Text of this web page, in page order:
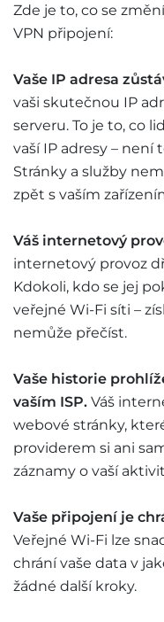
Zde je to, co se
VPN připojení:
Vaše IP adresa
vaši skutečnou IP
serveru. To je to, co
vaší IP adresy – není
Stránky a služby
zpět s vaším
Váš internetový
internetový provoz
Kdokoli, kdo se jej
veřejné Wi-Fi síti –
nemůže přečíst.
Vaše historie
vaším ISP. Váš
webové stránky,
providerem si ani
záznamy o vaší
Vaše připojení je
Veřejné Wi-Fi lze
chrání vaše data v
žádné další kroky.